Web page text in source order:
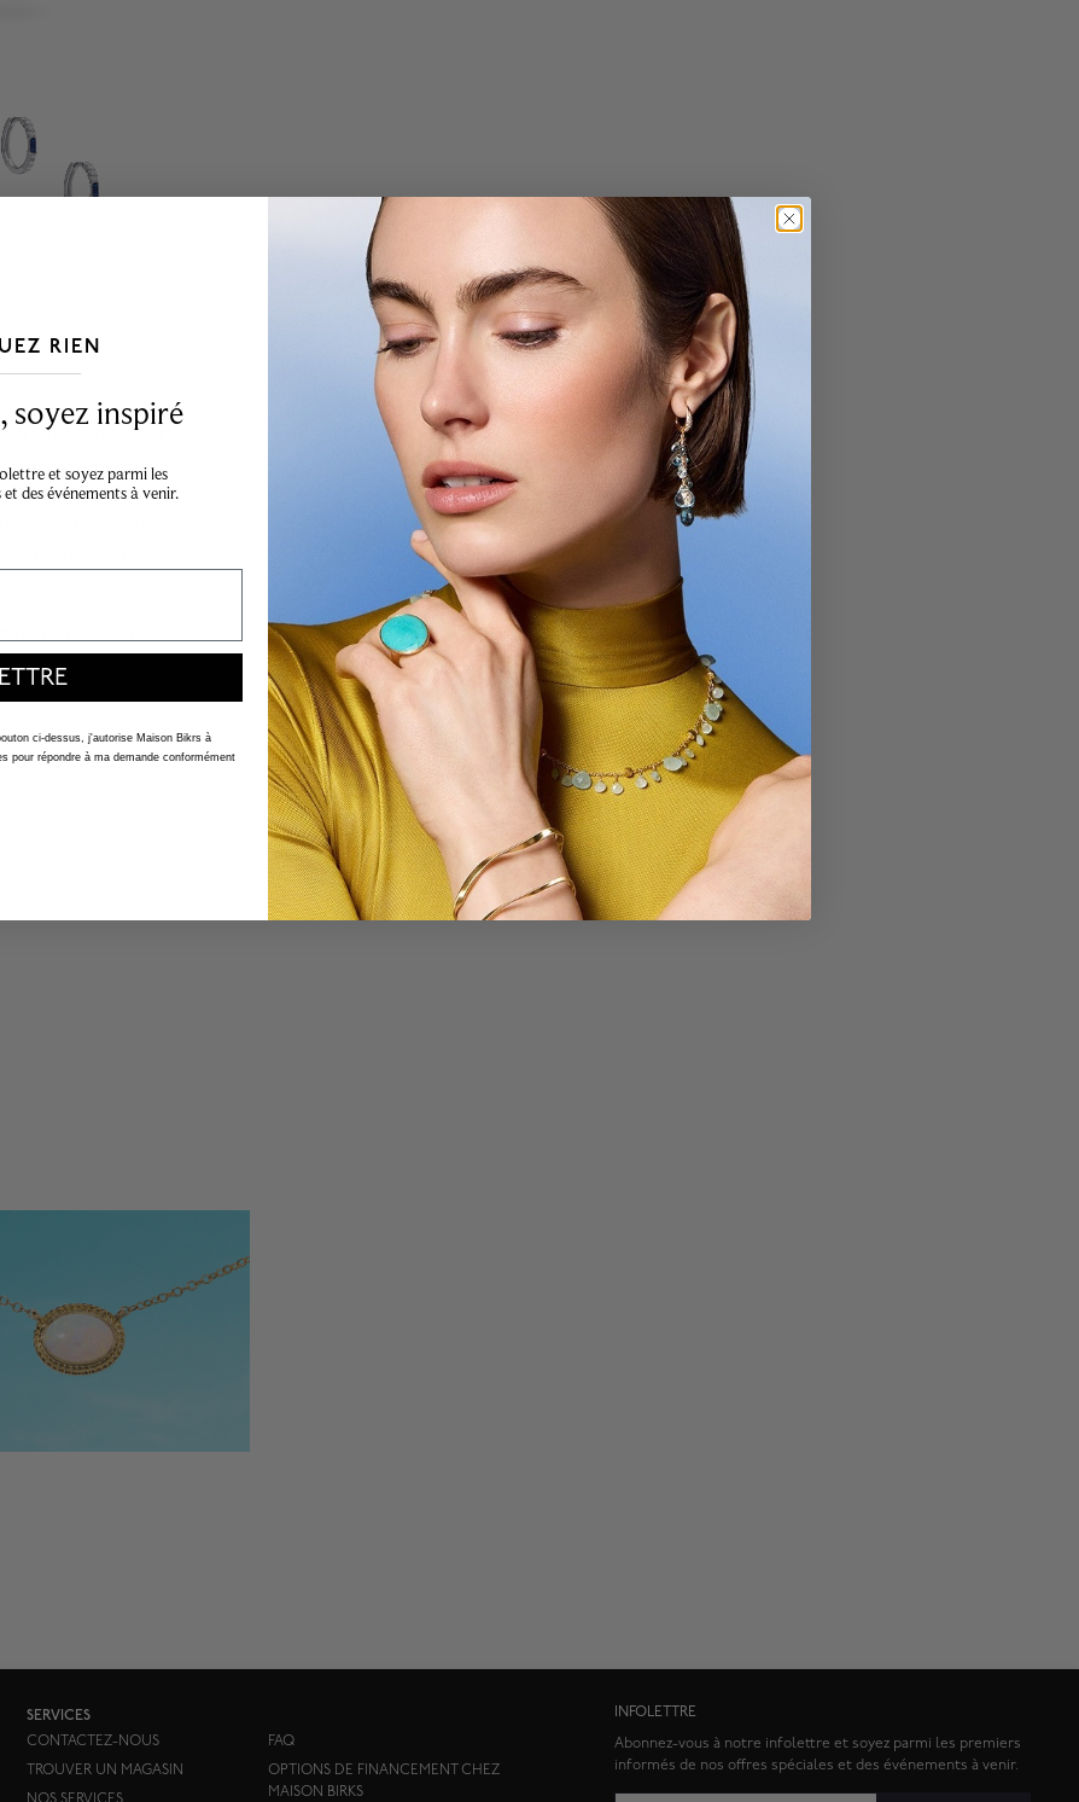
or blanc 18 carats
émeraude associés é
saphirs riches et les
intemporelle, les
pour les grandes
0,29 ct, de
SERVICES
CONTACTEZ-NOUS
TROUVER UN MAGASIN
FAQ
OPTIONS DE FINANCEMENT CHEZ
MAISON BIRKS
INFOLETTRE
Abonnez-vous à notre infolettre et soyez parmi les premiers
informés de nos offres spéciales et des événements à venir.
RIEN
soyez inspiré
et soyez parmi les
des événements à venir.
ci-dessus, j'autorise Maison Bikrs à
pour répondre à ma demande conformément